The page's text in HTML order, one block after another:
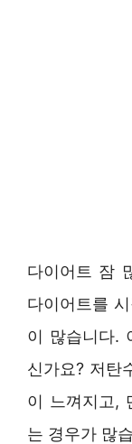
다이어트 잠
다이어트를
이 많습니다.
신가요? 저탄
이 느껴지고,
는 경우가 많